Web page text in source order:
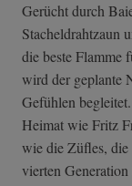
Gerücht durch
Stacheldrahtzaun
die beste Flamme
wird der geplante
Gefühlen
Heimat wie Fritz
wie die Züfles, die
vierten Generation